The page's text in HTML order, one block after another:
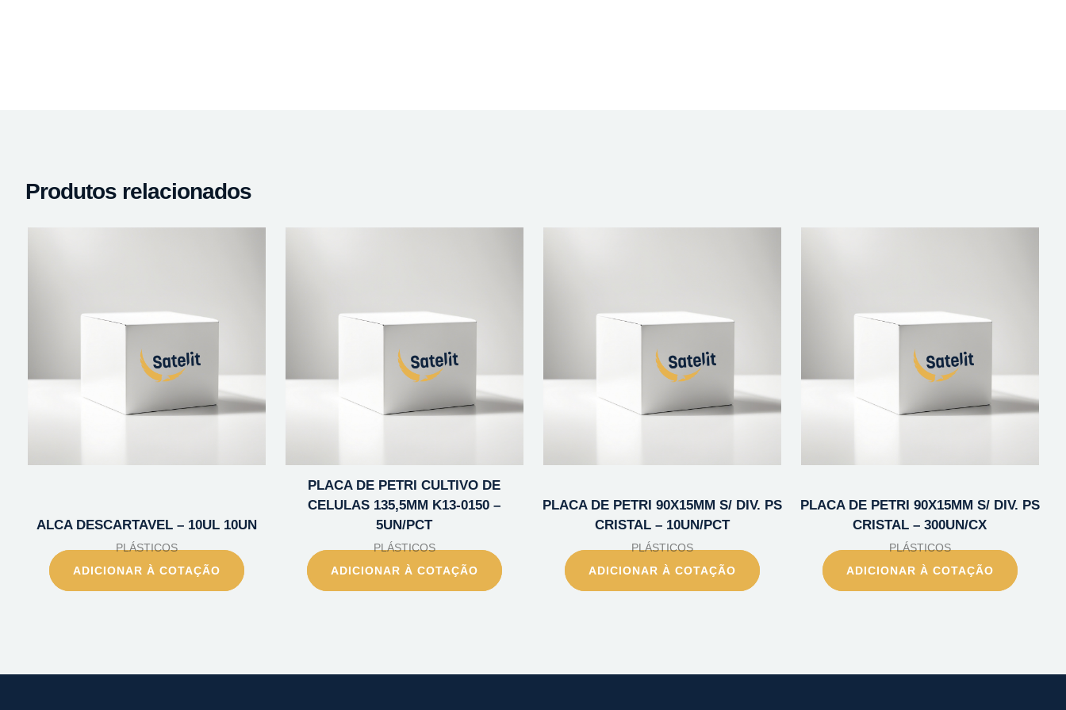
Produtos relacionados
ALCA DESCARTAVEL – 10UL 10UN
PLÁSTICOS
ADICIONAR À COTAÇÃO
PLACA DE PETRI CULTIVO DE
CELULAS 135,5MM K13-0150 –
5UN/PCT
PLÁSTICOS
ADICIONAR À COTAÇÃO
PLACA DE PETRI 90X15MM S/ DIV. PS
CRISTAL – 10UN/PCT
PLÁSTICOS
ADICIONAR À COTAÇÃO
PLACA DE PETRI 90X15MM S/ DIV. PS
CRISTAL – 300UN/CX
PLÁSTICOS
ADICIONAR À COTAÇÃO